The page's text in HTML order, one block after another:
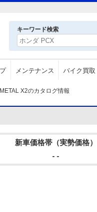
キーワード検索
メンテナンス バイク買取
METAL X2のカタログ情報
新車価格帯（実勢価格）
- -